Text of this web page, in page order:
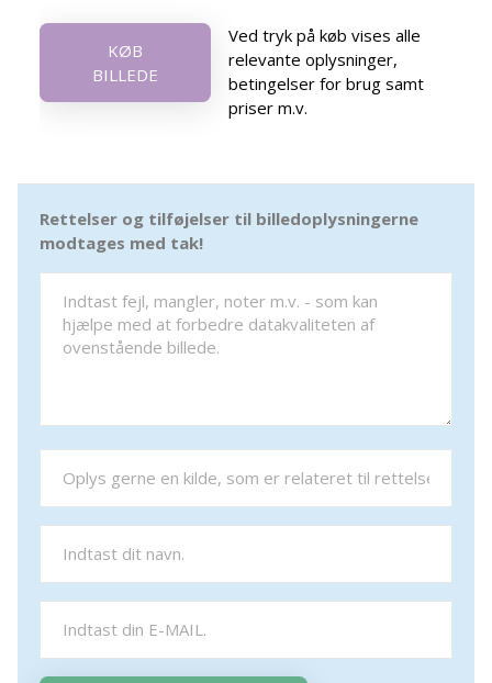
KØB
BILLEDE
Ved tryk på køb vises alle
relevante oplysninger,
betingelser for brug samt
priser m.v.
Rettelser og tilføjelser til billedoplysningerne
modtages med tak!